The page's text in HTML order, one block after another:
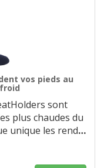
vos pieds au
sont
plus chaudes du
unique les rend…